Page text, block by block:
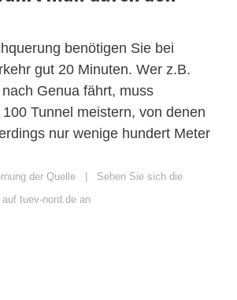
benötigen Sie bei
gut 20 Minuten. Wer z.B.
Genua fährt, muss
Tunnel meistern, von denen
nur wenige hundert Meter
der Quelle
Sehen Sie sich die
tuev-nord.de an